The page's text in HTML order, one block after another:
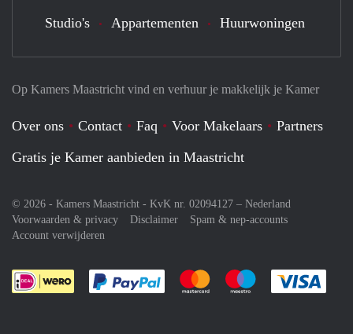
Op Kamers Maastricht vind en verhuur je makkelijk je Kamer
Over ons Contact Faq Voor Makelaars
Partners
Gratis je Kamer aanbieden in Maastricht
© 2026 - Kamers Maastricht - KvK nr. 02094127 – Nederland
Voorwaarden & privacy
Disclaimer
Spam & nep-accounts
Account verwijderen
Je rekent gemakkelijk af met Paypal
Je rekent gemakkelijk af met
Je rekent
Studio's Appartementen Huurwoningen